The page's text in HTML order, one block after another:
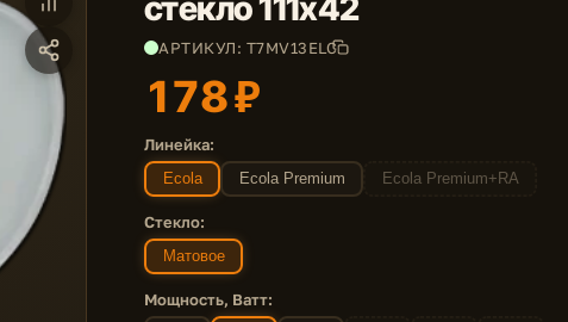
стекло 111x42
АРТИКУЛ: T7MV13ELC
178 ₽
Линейка:
Ecola Ecola Premium Ecola Premium+RA
Стекло:
Матовое
Мощность, Ватт: